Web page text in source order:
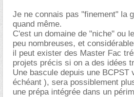
Je ne connais pas "finement" la
quand même.
C'est un domaine de "niche" ou
peu nombreuses, et
il peut exister des Master Fac
projets précis si on a des idées
Une bascule depuis une BCPST
échéant ), sera possiblement
une prépa intégrée dans un